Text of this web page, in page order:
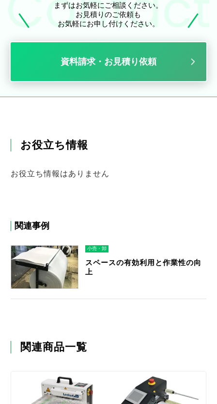
まずはお気軽にご相談ください。
お見積りのご依頼も
お気軽にお申し付けください。
資料請求・お見積り依頼
お役立ち情報
お役立ち情報はありません
関連事例
小売・卸
スペースの有効利用と作業性の向
上
関連商品一覧